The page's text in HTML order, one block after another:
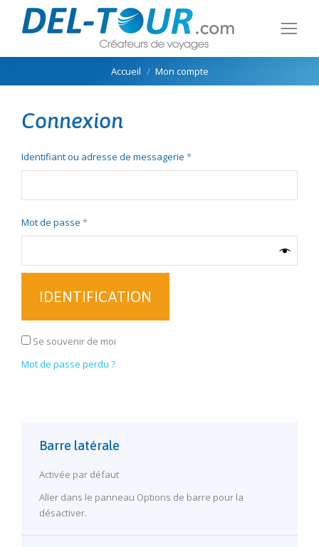
Vous êtes ici :
Accueil Mon compte
Connexion
Identifiant ou adresse de messagerie *Obligatoire
Mot de passe *Obligatoire
IDENTIFICATION
Se souvenir de moi
Mot de passe perdu ?
Barre latérale
Activée par défaut
Aller dans le panneau Options de barre pour la
désactiver.